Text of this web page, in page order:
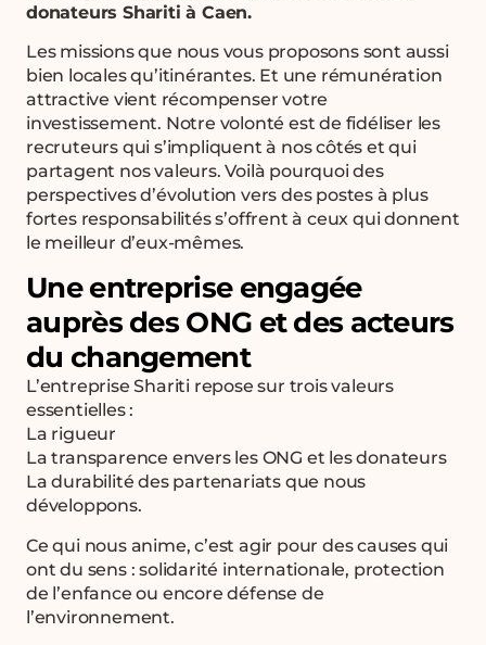
donateurs Shariti à Caen.
Les missions que nous vous proposons sont aussi
bien locales qu’itinérantes. Et une rémunération
attractive vient récompenser votre
investissement. Notre volonté est de fidéliser les
recruteurs qui s’impliquent à nos côtés et qui
partagent nos valeurs. Voilà pourquoi des
perspectives d’évolution vers des postes à plus
fortes responsabilités s’offrent à ceux qui donnent
le meilleur d’eux-mêmes.
Une entreprise engagée
auprès des ONG et des acteurs
du changement
L’entreprise Shariti repose sur trois valeurs
essentielles :
La rigueur
La transparence envers les ONG et les donateurs
La durabilité des partenariats que nous
développons.
Ce qui nous anime, c’est agir pour des causes qui
ont du sens : solidarité internationale, protection
de l’enfance ou encore défense de
l’environnement.